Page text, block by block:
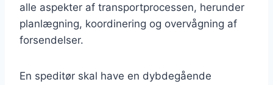
alle aspekter af transportprocessen, herunder
planlægning, koordinering og overvågning af
forsendelser.
En speditør skal have en dybdegående